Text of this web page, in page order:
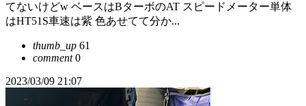
てないけどw ベースはBターボのAT スピードメーター単体
はHT51S車速は紫 色あせてて分か...
thumb_up 61
comment0
2023/03/09 21:07